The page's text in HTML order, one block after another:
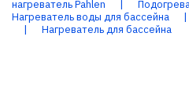
нагреватель Pahlen
|
Нагреватель воды для бассейна
|
|
Нагреватель для бассейна